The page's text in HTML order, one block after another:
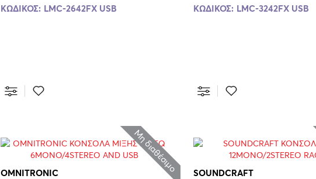
ΚΩΔΙΚΟΣ: LMC-2642FX USB ΚΩΔΙΚΟΣ: LMC-3242FX USB
Μη διαθέσιμο
OMNITRONIC
SOUNDCRAFT